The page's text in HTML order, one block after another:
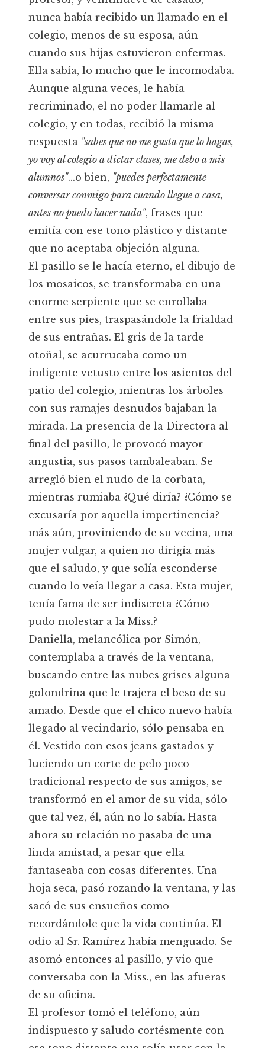
nunca había recibido un llamado en el
colegio, menos de su esposa, aún
cuando sus hijas estuvieron enfermas.
Ella sabía, lo mucho que le incomodaba.
Aunque alguna veces, le había
recriminado, el no poder llamarle al
colegio, y en todas, recibió la misma
respuesta "sabes que no me gusta que lo hagas,
yo voy al colegio a dictar clases, me debo a mis
alumnos"...o bien, "puedes perfectamente
conversar conmigo para cuando llegue a casa,
antes no puedo hacer nada", frases que
emitía con ese tono plástico y distante
que no aceptaba objeción alguna.
El pasillo se le hacía eterno, el dibujo de
los mosaicos, se transformaba en una
enorme serpiente que se enrollaba
entre sus pies, traspasándole la frialdad
de sus entrañas. El gris de la tarde
otoñal, se acurrucaba como un
indigente vetusto entre los asientos del
patio del colegio, mientras los árboles
con sus ramajes desnudos bajaban la
mirada. La presencia de la Directora al
final del pasillo, le provocó mayor
angustia, sus pasos tambaleaban. Se
arregló bien el nudo de la corbata,
mientras rumiaba ¿Qué diría? ¿Cómo se
excusaría por aquella impertinencia?
más aún, proviniendo de su vecina, una
mujer vulgar, a quien no dirigía más
que el saludo, y que solía esconderse
cuando lo veía llegar a casa. Esta mujer,
tenía fama de ser indiscreta ¿Cómo
pudo molestar a la Miss.?
Daniella, melancólica por Simón,
contemplaba a través de la ventana,
buscando entre las nubes grises alguna
golondrina que le trajera el beso de su
amado. Desde que el chico nuevo había
llegado al vecindario, sólo pensaba en
él. Vestido con esos jeans gastados y
luciendo un corte de pelo poco
tradicional respecto de sus amigos, se
transformó en el amor de su vida, sólo
que tal vez, él, aún no lo sabía. Hasta
ahora su relación no pasaba de una
linda amistad, a pesar que ella
fantaseaba con cosas diferentes. Una
hoja seca, pasó rozando la ventana, y las
sacó de sus ensueños como
recordándole que la vida continúa. El
odio al Sr. Ramírez había menguado. Se
asomó entonces al pasillo, y vio que
conversaba con la Miss., en las afueras
de su oficina.
El profesor tomó el teléfono, aún
indispuesto y saludo cortésmente con